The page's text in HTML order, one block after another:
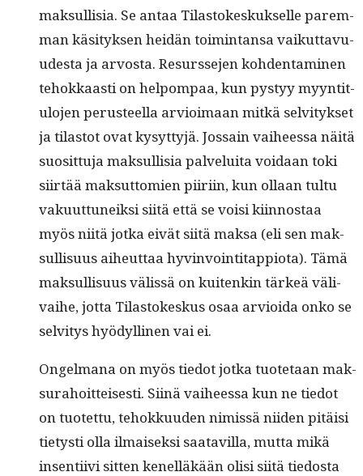
mak­sullisia. Se antaa Tilas­tokeskuk­selle parem­
man käsi­tyk­sen hei­dän toim­intansa vaikut­tavu­
ud­es­ta ja arvos­ta. Resursse­jen kohden­t­a­mi­nen
tehokkaasti on helpom­paa, kun pystyy myyn­ti­t­
u­lo­jen perus­teel­la arvioimaan mitkä selvi­tyk­set
ja tilas­tot ovat kysyt­tyjä. Jos­sain vai­heessa näitä
suosit­tu­ja mak­sullisia palvelui­ta voidaan toki
siirtää mak­sut­tomien piiri­in, kun ollaan tul­tu
vaku­ut­tuneik­si siitä että se voisi kiin­nos­taa
myös niitä jot­ka eivät siitä mak­sa (eli sen mak­
sullisu­us aiheut­taa hyv­in­voin­ti­tap­pi­o­ta). Tämä
mak­sullisu­us välis­sä on kuitenkin tärkeä väli­
vai­he, jot­ta Tilas­tokeskus osaa arvioi­da onko se
selvi­tys hyödylli­nen vai ei.
Ongel­mana on myös tiedot jot­ka tuote­taan mak­
sura­hoit­teis­es­ti. Siinä vai­heessa kun ne tiedot
on tuotet­tu, tehokku­u­den nimis­sä niiden pitäisi
tietysti olla ilmaisek­si saatavil­la, mut­ta mikä
insen­ti­ivi sit­ten kenel­läkään olisi siitä tiedos­ta